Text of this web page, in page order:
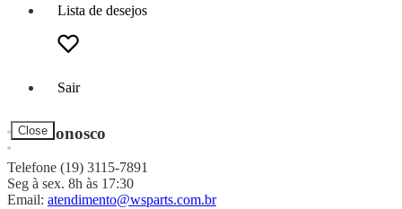
Lista de desejos
Sair
Close
Fale Conosco
Telefone (19) 3115-7891
Seg à sex. 8h às 17:30
Email: atendimento@wsparts.com.br